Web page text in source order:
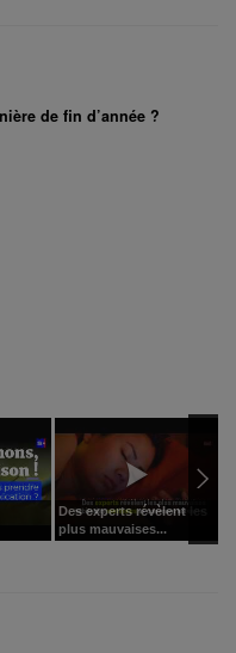
de fin d’année ?
Des experts révèlent les
plus mauvaises...